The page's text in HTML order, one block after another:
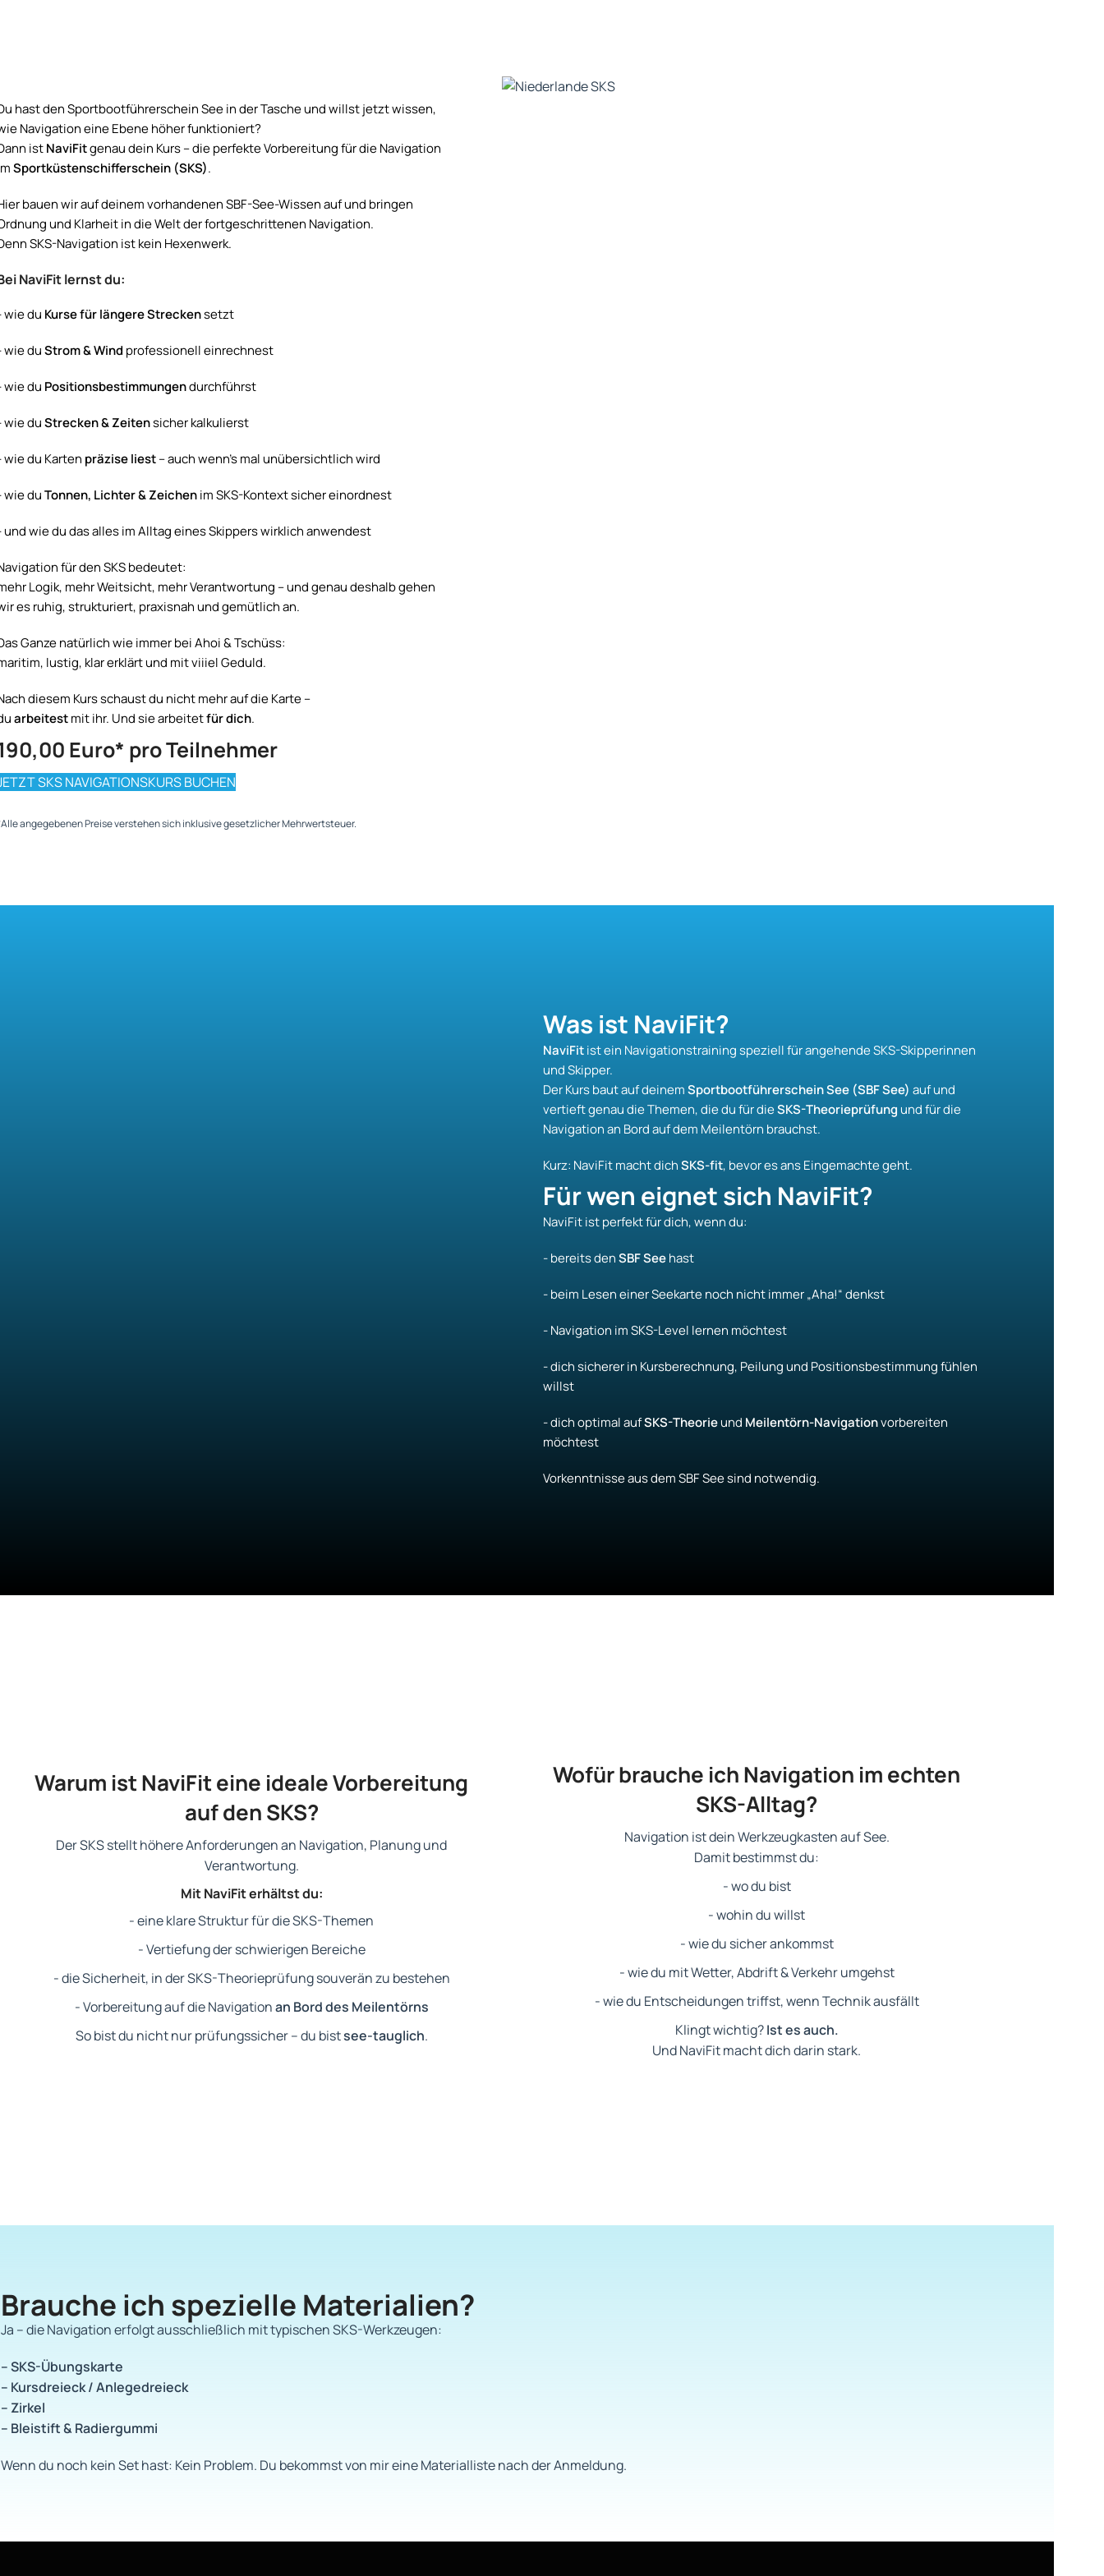
hast den Sportbootführerschein See in der Tasche und willst jetzt wissen,
Navigation eine Ebene höher funktioniert?
istNaviFitgenau dein Kurs – die perfekte Vorbereitung für die Navigation
Sportküstenschifferschein (SKS).
bauen wir auf deinem vorhandenen SBF-See-Wissen auf und bringen
und Klarheit in die Welt der fortgeschrittenen Navigation.
SKS-Navigation ist kein Hexenwerk.
NaviFit lernst du:
wie du Kurse für längere Streckensetzt
wie duStrom & Wind professionell einrechnest
wie du Positionsbestimmungendurchführst
wie duStrecken & Zeitensicher kalkulierst
wie du Karten präzise liest– auch wenn’s mal unübersichtlich wird
wie duTonnen, Lichter & Zeichenim SKS-Kontext sicher einordnest
und wie du das alles im Alltag eines Skippers wirklich anwendest
für den SKS bedeutet:
Logik, mehr Weitsicht, mehr Verantwortung – und genau deshalb gehen
es ruhig, strukturiert, praxisnah und gemütlich an.
Ganze natürlich wie immer bei Ahoi & Tschüss:
lustig, klar erklärt und mit viiiel Geduld.
diesem Kurs schaust du nicht mehr auf die Karte –
arbeitestmit ihr. Und sie arbeitetfür dich.
Euro* pro Teilnehmer
SKS NAVIGATIONSKURS BUCHEN
angegebenen Preise verstehen sich inklusive gesetzlicher Mehrwertsteuer.
Was ist NaviFit?
NaviFitist ein Navigationstraining speziell für angehende SKS-Skipperinnen
und Skipper.
Der Kurs baut auf deinemSportbootführerschein See (SBF See) auf und
vertieft genau die Themen, die du für dieSKS-Theorieprüfung und für die
Navigation an Bord auf dem Meilentörn brauchst.
Kurz: NaviFit macht dichSKS-fit, bevor es ans Eingemachte geht.
Für wen eignet sich NaviFit?
NaviFit ist perfekt für dich, wenn du:
- bereits denSBF Seehast
- beim Lesen einer Seekarte noch nicht immer „Aha!“ denkst
- Navigation im SKS-Level lernen möchtest
- dich sicherer in Kursberechnung, Peilung und Positionsbestimmung fühlen
willst
- dich optimal aufSKS-Theorieund Meilentörn-Navigationvorbereiten
möchtest
Vorkenntnisse aus dem SBF See sind notwendig.
Warum ist NaviFit eine ideale Vorbereitung
auf den SKS?
Der SKS stellt höhere Anforderungen an Navigation, Planung und
Verantwortung.
Mit NaviFit erhältst du:
- eine klare Struktur für die SKS-Themen
- Vertiefung der schwierigen Bereiche
- die Sicherheit, in der SKS-Theorieprüfung souverän zu bestehen
- Vorbereitung auf die Navigationan Bord des Meilentörns
So bist du nicht nur prüfungssicher – du bistsee-tauglich.
Wofür brauche ich Navigation im echten
SKS-Alltag?
Navigation ist dein Werkzeugkasten auf See.
Damit bestimmst du:
- wo du bist
- wohin du willst
- wie du sicher ankommst
- wie du mit Wetter, Abdrift & Verkehr umgehst
- wie du Entscheidungen triffst, wenn Technik ausfällt
Klingt wichtig?Ist es auch.
Und NaviFit macht dich darin stark.
Brauche ich spezielle Materialien?
Ja – die Navigation erfolgt ausschließlich mit typischen SKS-Werkzeugen:
– SKS-Übungskarte
– Kursdreieck / Anlegedreieck
– Zirkel
– Bleistift & Radiergummi
Wenn du noch kein Set hast: Kein Problem. Du bekommst von mir eine Materialliste nach der Anmeldung.